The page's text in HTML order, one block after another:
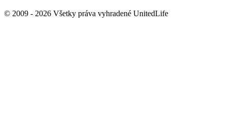
© 2009 - 2026 Všetky práva vyhradené UnitedLife